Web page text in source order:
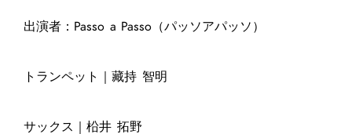
出演者：Passo a Passo（パッソアパッソ）
トランペット｜藏持 智明
サックス｜柗井 拓野